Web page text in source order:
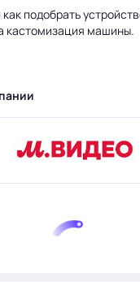
подобрать
кастомизация машины.